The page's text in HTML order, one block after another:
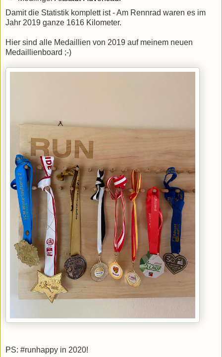
Damit die Statistik komplett ist - Am Rennrad waren es im
Jahr 2019 ganze 1616 Kilometer.
Hier sind alle Medaillien von 2019 auf meinem neuen
Medaillienboard ;-)
PS: #runhappy in 2020!